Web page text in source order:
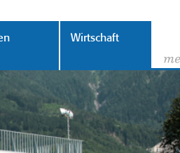
Wirtschaft